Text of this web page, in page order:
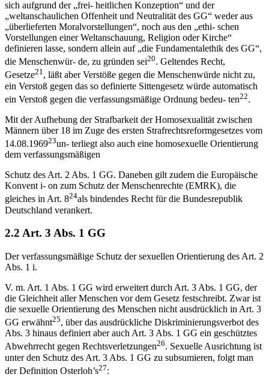
sich aufgrund der „frei- heitlichen Konzeption“ und der
„weltanschaulichen Offenheit und Neutralität des GG“ weder aus
„überlieferten Moralvorstellungen“, noch aus den „ethi- schen
Vorstellungen einer Weltanschauung, Religion oder Kirche“
definieren lasse, sondern allein auf „die Fundamentalethik des GG“,
die Menschenwür- de, zu gründen sei20. Geltendes Recht,
Gesetze21, läßt aber Verstöße gegen die Menschenwürde nicht zu,
ein Verstoß gegen das so definierte Sittengesetz würde automatisch
ein Verstoß gegen die verfassungsmäßige Ordnung bedeu- ten22.
Mit der Aufhebung der Strafbarkeit der Homosexualität zwischen
Männern über 18 im Zuge des ersten Strafrechtsreformgesetzes vom
14.08.196923un- terliegt also auch eine homosexuelle Orientierung
dem verfassungsmäßigen
Schutz des Art. 2 Abs. 1 GG. Daneben gilt zudem die Europäische
Konvent i- on zum Schutz der Menschenrechte (EMRK), die
gleiches in Art. 824als bindendes Recht für die Bundesrepublik
Deutschland verankert.
2.2 Art. 3 Abs. 1 GG
Der verfassungsmäßige Schutz der sexuellen Orientierung des Art. 2
Abs. 1 i.
V. m. Art. 1 Abs. 1 GG wird erweitert durch Art. 3 Abs. 1 GG, der
die Gleichheit aller Menschen vor dem Gesetz festschreibt. Zwar ist
die sexuelle Orientierung des Menschen nicht ausdrücklich in Art. 3
GG erwähnt25, über das ausdrückliche Diskriminierungsverbot des
Abs. 3 hinaus definiert aber auch Art. 3 Abs. 1 GG ein geschütztes
Abwehrrecht gegen Rechtsverletzungen26. Sexuelle Ausrichtung ist
unter den Schutz des Art. 3 Abs. 1 GG zu subsumieren, folgt man
der Definition Osterloh’s27: